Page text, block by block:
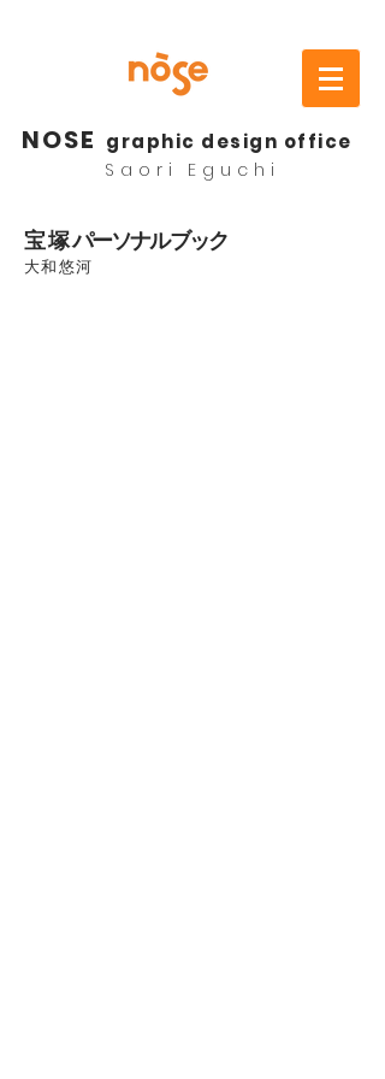
NOSE graphic design office
Saori Eguchi
宝塚パーソナルブック
大和悠河